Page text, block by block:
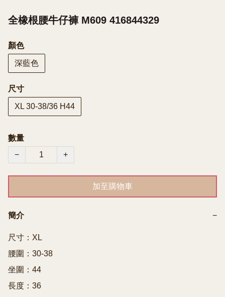
全橡根腰牛仔褲 M609 416844329
顏色
深藍色
尺寸
XL 30-38/36 H44
數量
−
+
加至購物車
簡介 −
尺寸：XL
腰圍：30-38
坐圍：44
長度：36